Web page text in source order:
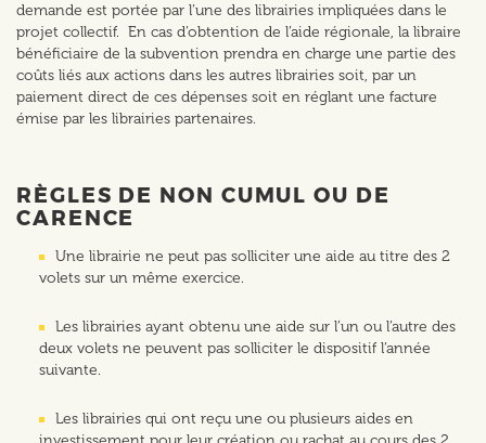
demande est portée par l’une des librairies impliquées dans le
projet collectif. En cas d’obtention de l’aide régionale, la libraire
bénéficiaire de la subvention prendra en charge une partie des
coûts liés aux actions dans les autres librairies soit, par un
paiement direct de ces dépenses soit en réglant une facture
émise par les librairies partenaires.
RÈGLES DE NON CUMUL OU DE
CARENCE
Une librairie ne peut pas solliciter une aide au titre des 2
volets sur un même exercice.
Les librairies ayant obtenu une aide sur l’un ou l’autre des
deux volets ne peuvent pas solliciter le dispositif l’année
suivante.
Les librairies qui ont reçu une ou plusieurs aides en